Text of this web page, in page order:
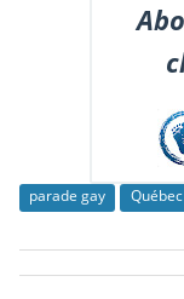
parade gay Québec